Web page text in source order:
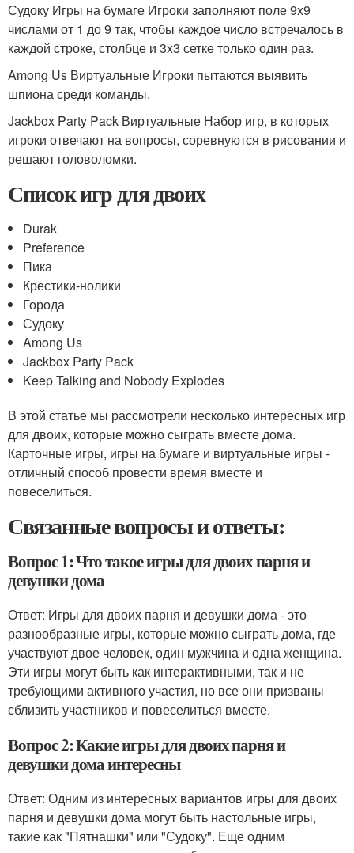
Судоку Игры на бумаге Игроки заполняют поле 9x9
числами от 1 до 9 так, чтобы каждое число встречалось в
каждой строке, столбце и 3x3 сетке только один раз.
Among Us Виртуальные Игроки пытаются выявить
шпиона среди команды.
Jackbox Party Pack Виртуальные Набор игр, в которых
игроки отвечают на вопросы, соревнуются в рисовании и
решают головоломки.
Список игр для двоих
Durak
Preference
Пика
Крестики-нолики
Города
Судоку
Among Us
Jackbox Party Pack
Keep Talking and Nobody Explodes
В этой статье мы рассмотрели несколько интересных игр
для двоих, которые можно сыграть вместе дома.
Карточные игры, игры на бумаге и виртуальные игры -
отличный способ провести время вместе и
повеселиться.
Связанные вопросы и ответы:
Вопрос 1: Что такое игры для двоих парня и
девушки дома
Ответ: Игры для двоих парня и девушки дома - это
разнообразные игры, которые можно сыграть дома, где
участвуют двое человек, один мужчина и одна женщина.
Эти игры могут быть как интерактивными, так и не
требующими активного участия, но все они призваны
сблизить участников и повеселиться вместе.
Вопрос 2: Какие игры для двоих парня и
девушки дома интересны
Ответ: Одним из интересных вариантов игры для двоих
парня и девушки дома могут быть настольные игры,
такие как "Пятнашки" или "Судоку". Еще одним